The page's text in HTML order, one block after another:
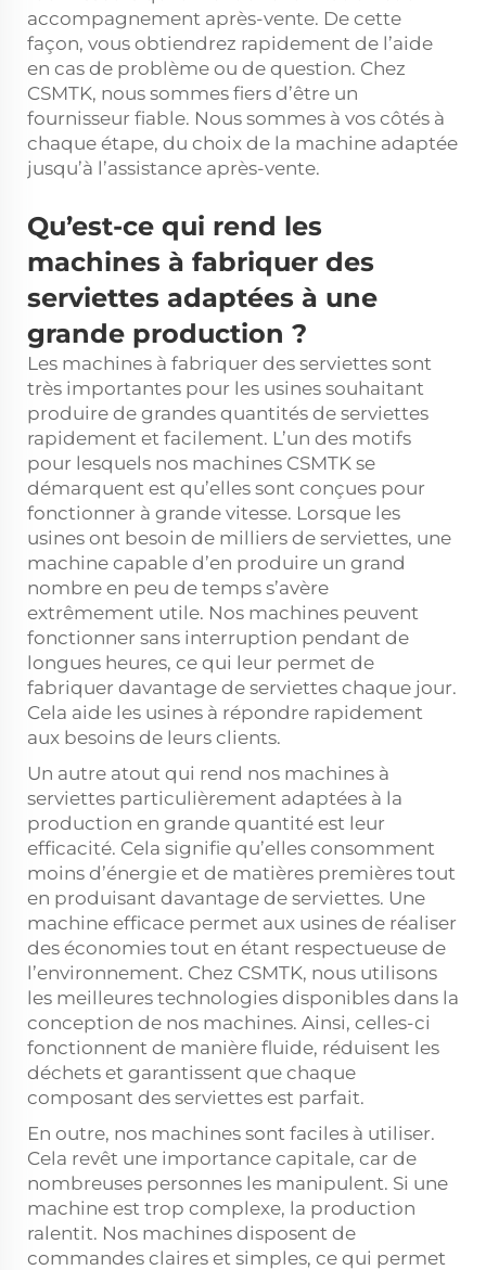
accompagnement après-vente. De cette
façon, vous obtiendrez rapidement de l’aide
en cas de problème ou de question. Chez
CSMTK, nous sommes fiers d’être un
fournisseur fiable. Nous sommes à vos côtés à
chaque étape, du choix de la machine adaptée
jusqu’à l’assistance après-vente.
Qu’est-ce qui rend les
machines à fabriquer des
serviettes adaptées à une
grande production ?
Les machines à fabriquer des serviettes sont
très importantes pour les usines souhaitant
produire de grandes quantités de serviettes
rapidement et facilement. L’un des motifs
pour lesquels nos machines CSMTK se
démarquent est qu’elles sont conçues pour
fonctionner à grande vitesse. Lorsque les
usines ont besoin de milliers de serviettes, une
machine capable d’en produire un grand
nombre en peu de temps s’avère
extrêmement utile. Nos machines peuvent
fonctionner sans interruption pendant de
longues heures, ce qui leur permet de
fabriquer davantage de serviettes chaque jour.
Cela aide les usines à répondre rapidement
aux besoins de leurs clients.
Un autre atout qui rend nos machines à
serviettes particulièrement adaptées à la
production en grande quantité est leur
efficacité. Cela signifie qu’elles consomment
moins d’énergie et de matières premières tout
en produisant davantage de serviettes. Une
machine efficace permet aux usines de réaliser
des économies tout en étant respectueuse de
l’environnement. Chez CSMTK, nous utilisons
les meilleures technologies disponibles dans la
conception de nos machines. Ainsi, celles-ci
fonctionnent de manière fluide, réduisent les
déchets et garantissent que chaque
composant des serviettes est parfait.
En outre, nos machines sont faciles à utiliser.
Cela revêt une importance capitale, car de
nombreuses personnes les manipulent. Si une
machine est trop complexe, la production
ralentit. Nos machines disposent de
commandes claires et simples, ce qui permet